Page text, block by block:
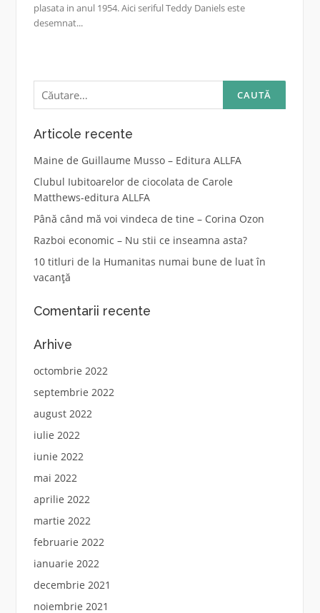
plasata in anul 1954. Aici seriful Teddy Daniels este
desemnat...
Caută
după:
Articole recente
Maine de Guillaume Musso – Editura ALLFA
Clubul Iubitoarelor de ciocolata de Carole
Matthews-editura ALLFA
Până când mă voi vindeca de tine – Corina Ozon
Razboi economic – Nu stii ce inseamna asta?
10 titluri de la Humanitas numai bune de luat în
vacanță
Comentarii recente
Arhive
octombrie 2022
septembrie 2022
august 2022
iulie 2022
iunie 2022
mai 2022
aprilie 2022
martie 2022
februarie 2022
ianuarie 2022
decembrie 2021
noiembrie 2021